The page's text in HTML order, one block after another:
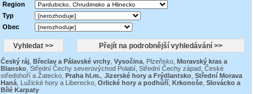
Region
Typ
Obec
Český ráj, Břeclav a Pálavské vrchy, Vysočina, Plzeňsko, Moravský kras a
Blansko, Střední Čechy severovýchod Polabí, Střední Čechy západ, České
středohoří a Žatecko, Praha hl.m., Jizerské hory a Frýdlantsko, Střední Morava
Haná, Lužické hory a Liberecko, Orlické hory a podhůří, Krkonoše, Slovácko a
Bílé Karpaty